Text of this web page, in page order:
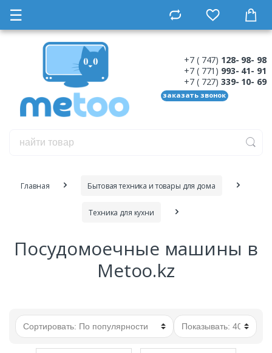
☰
+7 ( 747) 128- 98- 98
+7 ( 771) 993- 41- 91
+7 ( 727) 339- 10- 69
заказать звонок
Главная Бытовая техника и товары для дома
Техника для кухни
Посудомоечные машины в
Metoo.kz